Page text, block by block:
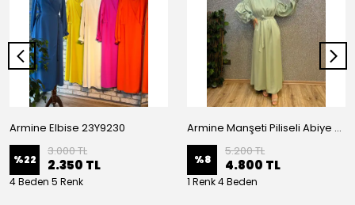
Armine Elbise 23Y9230
%22
3.000 TL
2.350 TL
4 Beden 5 Renk
Armine Manşeti Piliseli Abiye Elbise 23Y9617
%8
5.200 TL
4.800 TL
1 Renk 4 Beden